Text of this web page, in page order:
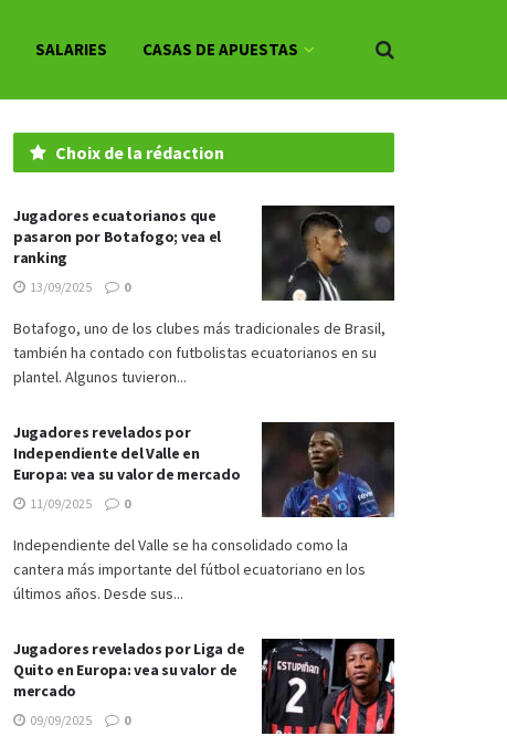
SALARIES CASAS DE APUESTAS
Choix de la rédaction
Jugadores ecuatorianos que
pasaron por Botafogo; vea el
ranking
13/09/2025 0
Botafogo, uno de los clubes más tradicionales de Brasil,
también ha contado con futbolistas ecuatorianos en su
plantel. Algunos tuvieron...
Jugadores revelados por
Independiente del Valle en
Europa: vea su valor de mercado
11/09/2025 0
Independiente del Valle se ha consolidado como la
cantera más importante del fútbol ecuatoriano en los
últimos años. Desde sus...
Jugadores revelados por Liga de
Quito en Europa: vea su valor de
mercado
09/09/2025 0